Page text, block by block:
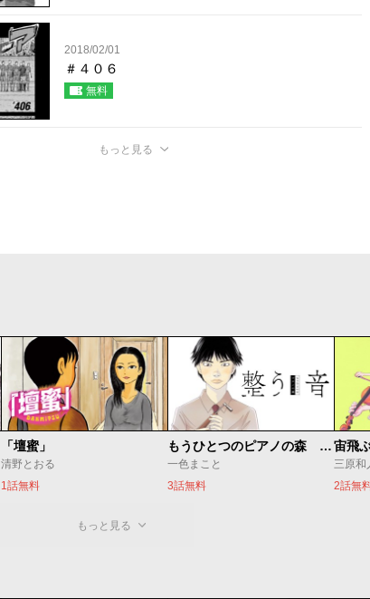
2018/02/01
＃４０６
無料
もっと見る
「壇蜜」
清野とおる
1話無料
もうひとつのピアノの森 整う音
一色まこと
3話無料
宙飛
三原和
2話無
もっと見る